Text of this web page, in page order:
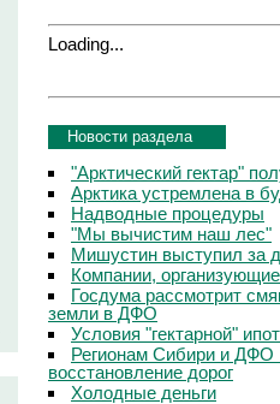
Loading...
Новости раздела
"Арктический гектар"
Арктика устремлена в
Надводные процедуры
"Мы вычистим наш лес"
Мишустин выступил за
Компании,
Госдума рассмотрит
земли в ДФО
Условия "гектарной"
Регионам Сибири и ДФО
восстановление дорог
Холодные деньги